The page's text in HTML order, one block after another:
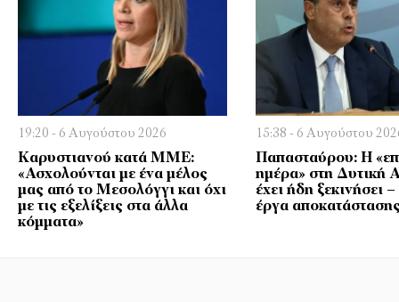
19:20 - 6 Αυγούστου 2026
Καρυστιανού κατά ΜΜΕ:
«Ασχολούνται με ένα μέλος
μας από το Μεσολόγγι και όχι
με τις εξελίξεις στα άλλα
κόμματα»
15:38 - 6 Αυγούστου
Παπασταύρου: Η
ημέρα» στη Δυτική
έχει ήδη ξεκινήσει
έργα